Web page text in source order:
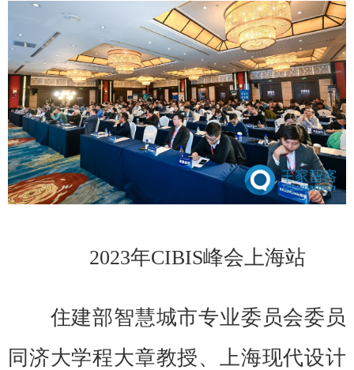
2023年CIBIS峰会上海站
住建部智慧城市专业委员会委员
同济大学程大章教授、上海现代设计